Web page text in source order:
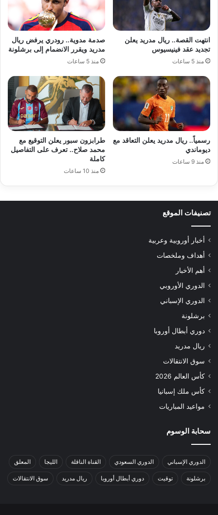
انتهت القصة.. ريال مدريد يعلن
تجديد عقد فينيسيوس
منذ 5 ساعات
صدمة مدوية.. رودري يرفض ريال
مدريد ويقرر الانضمام إلى برشلونة
منذ 5 ساعات
رسمياً.. ريال مدريد يعلن التعاقد مع
ديوماندي
منذ 9 ساعات
طرابزون سبور يعلن التوقيع مع
محمد صلاح.. تعرف على التفاصيل
كاملة
منذ 10 ساعات
تصنيفات الموقع
أخبار أوروبية وعربية
أهداف وملخصات
أهم الأخبار
الدوري الأوروبي
الدوري الإسباني
برشلونة
دوري أبطال أوروبا
ريال مدريد
سوق الانتقالات
كأس العالم 2026
كأس ملك إسبانيا
مواعيد المباريات
سحابة الوسوم
الدوري الإسباني الدوري السعودي القناة الناقلة الليجا المعلق
برشلونة توقيت دوري أبطال أوروبا ريال مدريد سوق الانتقالات